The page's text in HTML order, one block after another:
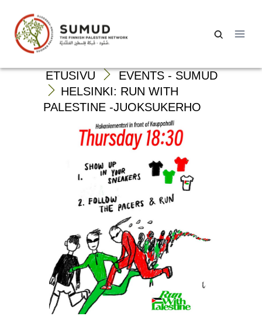
sisältöön
Haku:
ETUSIVU
EVENTS - SUMUD
HELSINKI: RUN WITH
PALESTINE -JUOKSUKERHO